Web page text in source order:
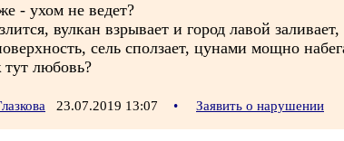
- ухом не ведет?
вулкан взрывает и город лавой заливает,
сель сползает, цунами мощно
любовь?
23.07.2019 13:07 • Заявить о нарушении